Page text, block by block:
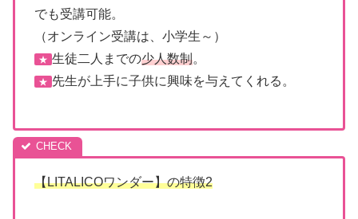
でも受講可能。
（オンライン受講は、小学生～）
★ 生徒二人までの少人数制。
★ 先生が上手に子供に興味を与えてくれる。
【LITALICOワンダー】の特徴2